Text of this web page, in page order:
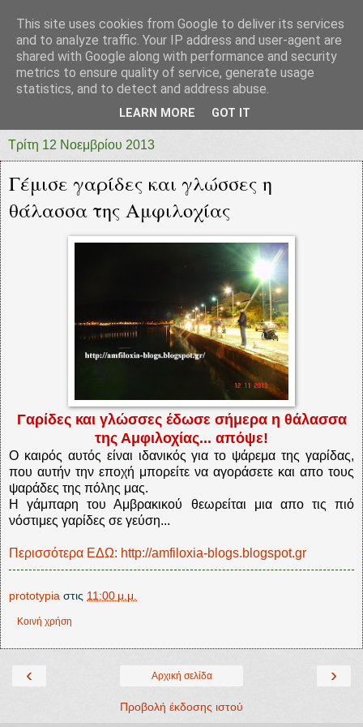
prototypia
"ΠΡΩΤΟΤΥΠΙΑ" * ΑΝΕΞΑΡΤΗΤΗ-ΗΛΕΚΤΡΟΝΙΚΗ-
Τρίτη 12 Νοεμβρίου 2013
Γέμισε γαρίδες και γλώσσες η
θάλασσα της Αμφιλοχίας
Γαρίδες και γλώσσες έδωσε σήμερα η θάλασσα
της Αμφιλοχίας... απόψε!
Ο καιρός αυτός είναι ιδανικός για το ψάρεμα της γαρίδας,
που αυτήν την εποχή μπορείτε να αγοράσετε και απο τους
ψαράδες της πόλης μας.
Η γάμπαρη του Αμβρακικού θεωρείται μια απο τις πιό
νόστιμες γαρίδες σε γεύση...
Περισσότερα ΕΔΩ: http://amfiloxia-blogs.blogspot.gr
prototypia στις 11:00 μ.μ.
Κοινή χρήση
‹ ›
Αρχική σελίδα
Προβολή έκδοσης ιστού
This site uses cookies from Google to deliver its services
and to analyze traffic. Your IP address and user-agent are
shared with Google along with performance and security
metrics to ensure quality of service, generate usage
statistics, and to detect and address abuse.
LEARN MORE GOT IT